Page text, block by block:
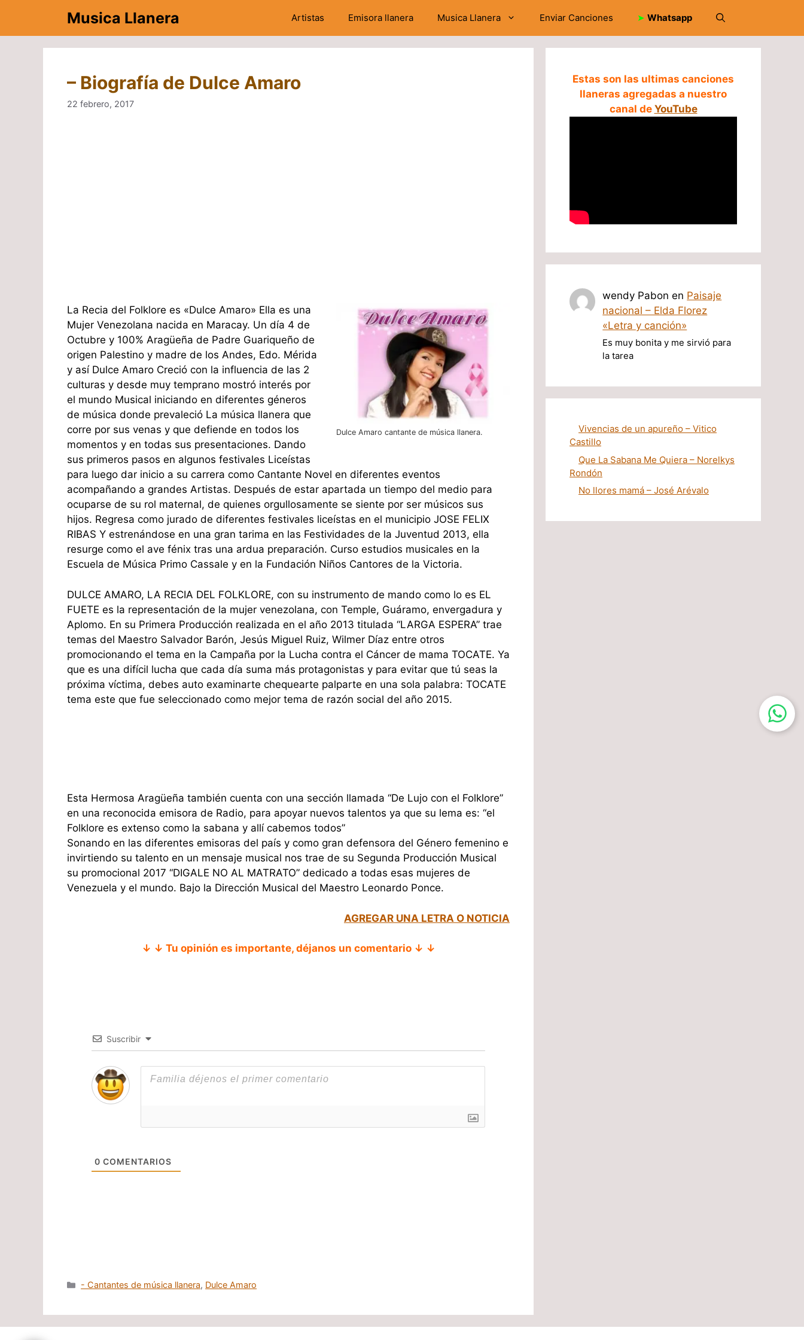
contenido
Musica Llanera Artistas Emisora llanera Musica Llanera Enviar Canciones ➤ Whatsapp
– Biografía de Dulce Amaro
22 febrero, 2017
Dulce Amaro cantante de música llanera.
La Recia del Folklore es «Dulce Amaro» Ella es una
Mujer Venezolana nacida en Maracay. Un día 4 de
Octubre y 100% Aragüeña de Padre Guariqueño de
origen Palestino y madre de los Andes, Edo. Mérida
y así Dulce Amaro Creció con la influencia de las 2
culturas y desde muy temprano mostró interés por
el mundo Musical iniciando en diferentes géneros
de música donde prevaleció La música llanera que
corre por sus venas y que defiende en todos los
momentos y en todas sus presentaciones. Dando
sus primeros pasos en algunos festivales Liceístas
para luego dar inicio a su carrera como Cantante Novel en diferentes eventos
acompañando a grandes Artistas. Después de estar apartada un tiempo del medio para
ocuparse de su rol maternal, de quienes orgullosamente se siente por ser músicos sus
hijos. Regresa como jurado de diferentes festivales liceístas en el municipio JOSE FELIX
RIBAS Y estrenándose en una gran tarima en las Festividades de la Juventud 2013, ella
resurge como el ave fénix tras una ardua preparación. Curso estudios musicales en la
Escuela de Música Primo Cassale y en la Fundación Niños Cantores de la Victoria.
DULCE AMARO, LA RECIA DEL FOLKLORE, con su instrumento de mando como lo es EL
FUETE es la representación de la mujer venezolana, con Temple, Guáramo, envergadura y
Aplomo. En su Primera Producción realizada en el año 2013 titulada “LARGA ESPERA” trae
temas del Maestro Salvador Barón, Jesús Miguel Ruiz, Wilmer Díaz entre otros
promocionando el tema en la Campaña por la Lucha contra el Cáncer de mama TOCATE. Ya
que es una difícil lucha que cada día suma más protagonistas y para evitar que tú seas la
próxima víctima, debes auto examinarte chequearte palparte en una sola palabra: TOCATE
tema este que fue seleccionado como mejor tema de razón social del año 2015.
Esta Hermosa Aragüeña también cuenta con una sección llamada “De Lujo con el Folklore”
en una reconocida emisora de Radio, para apoyar nuevos talentos ya que su lema es: “el
Folklore es extenso como la sabana y allí cabemos todos”
Sonando en las diferentes emisoras del país y como gran defensora del Género femenino e
invirtiendo su talento en un mensaje musical nos trae de su Segunda Producción Musical
su promocional 2017 “DIGALE NO AL MATRATO” dedicado a todas esas mujeres de
Venezuela y el mundo. Bajo la Dirección Musical del Maestro Leonardo Ponce.
AGREGAR UNA LETRA O NOTICIA
↓ ↓ Tu opinión es importante, déjanos un comentario ↓ ↓
Suscribir
0 COMENTARIOS
Categorías
- Cantantes de música llanera, Dulce Amaro
Estas son las ultimas canciones
llaneras agregadas a nuestro
canal de YouTube
wendy Pabon en Paisaje
nacional – Elda Florez
«Letra y canción»
Es muy bonita y me sirvió para
la tarea
Vivencias de un apureño – Vitico
Castillo
Que La Sabana Me Quiera – Norelkys
Rondón
No llores mamá – José Arévalo